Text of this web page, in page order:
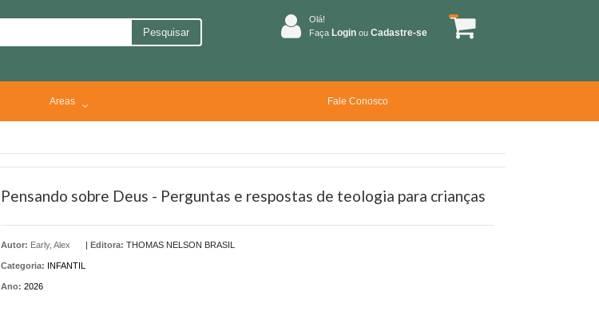
Pesquisar
Olá!
Faça Login ou Cadastre-se
Areas Fale Conosco
Pensando sobre Deus - Perguntas e respostas de teologia para crianças
Autor: Early, Alex | Editora: THOMAS NELSON BRASIL
Categoria: INFANTIL
Ano: 2026